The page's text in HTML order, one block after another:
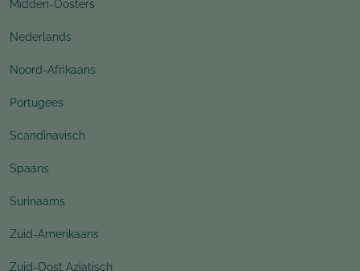
Midden-Oosters
Nederlands
Noord-Afrikaans
Portugees
Scandinavisch
Spaans
Surinaams
Zuid-Amerikaans
Zuid-Oost Aziatisch